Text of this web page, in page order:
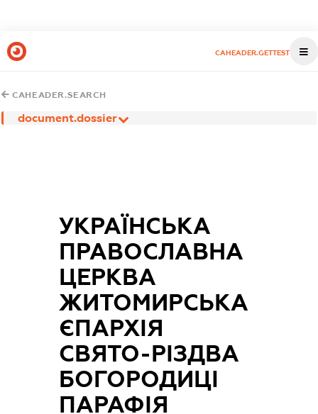
CAHEADER.GETTEST
CAHEADER.SEARCH
document.dossier
УКРАЇНСЬКА
ПРАВОСЛАВНА
ЦЕРКВА
ЖИТОМИРСЬКА
ЄПАРХІЯ
СВЯТО-РІЗДВА
БОГОРОДИЦІ
ПАРАФІЯ